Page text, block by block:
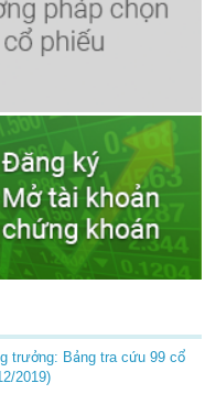
trưởng: Bảng tra cứu 99 cổ
2019)